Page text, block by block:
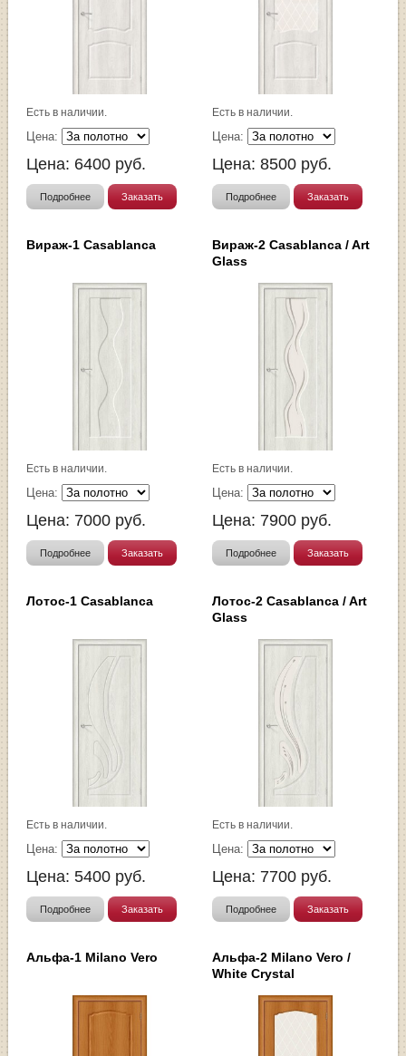
Есть в наличии.
Цена:
Цена: 6400 руб.
Подробнее Заказать
Есть в наличии.
Цена:
Цена: 8500 руб.
Подробнее Заказать
Вираж-1 Casablanca
Есть в наличии.
Цена:
Цена: 7000 руб.
Подробнее Заказать
Вираж-2 Casablanca / Art
Glass
Есть в наличии.
Цена:
Цена: 7900 руб.
Подробнее Заказать
Лотос-1 Casablanca
Есть в наличии.
Цена:
Цена:5400 руб.
Подробнее Заказать
Лотос-2 Casablanca / Art
Glass
Есть в наличии.
Цена:
Цена: 7700 руб.
Подробнее Заказать
Альфа-1 Milano Vero
Альфа-2 Milano Vero /
White Сrystal